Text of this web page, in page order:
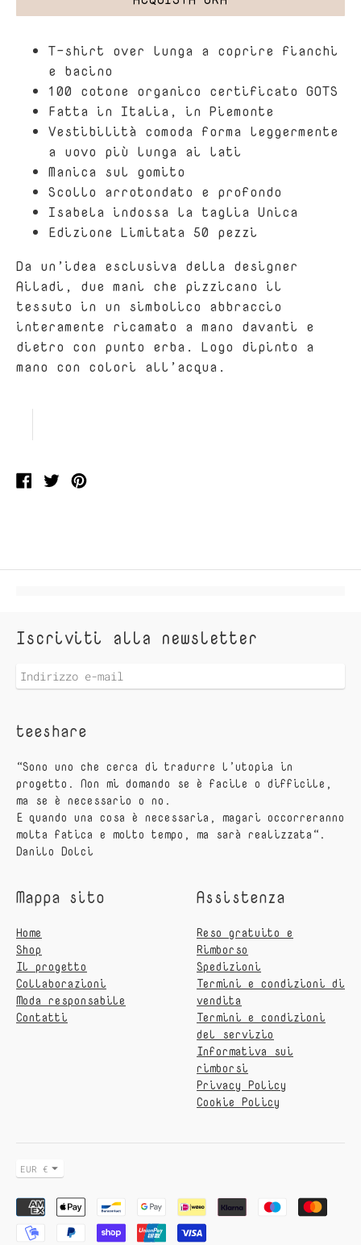
T-shirt over lunga a coprire fianchi
e bacino
100 cotone organico certificato GOTS
Fatta in Italia, in Piemonte
Vestibilità comoda forma leggermente
a uovo più lunga ai lati
Manica sul gomito
Scollo arrotondato e profondo
Isabela indossa la taglia Unica
Edizione Limitata 50 pezzi
Da un’idea esclusiva della designer
Ailadi, due mani che pizzicano il
tessuto in un simbolico abbraccio
interamente ricamato a mano davanti e
dietro con punto erba. Logo dipinto a
mano con colori all’acqua.
Iscriviti alla newsletter
teeshare
“Sono uno che cerca di tradurre l’utopia in
progetto. Non mi domando se è facile o difficile,
ma se è necessario o no.
E quando una cosa è necessaria, magari occorreranno
molta fatica e molto tempo, ma sarà realizzata“.
Danilo Dolci
Mappa sito
Home
Shop
Il progetto
Collaborazioni
Moda responsabile
Contatti
Assistenza
Reso gratuito e
Rimborso
Spedizioni
Termini e condizioni di
vendita
Termini e condizioni
del servizio
Informativa sui
rimborsi
Privacy Policy
Cookie Policy
Valuta
EUR €
Metodo
di